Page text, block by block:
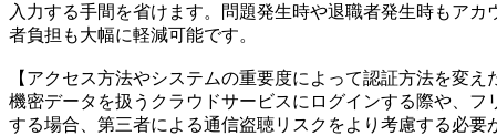
入力する手間を省けます。問題発生時や退職者発生時もア
者負担も大幅に軽減可能です。
【アクセス方法やシステムの重要度によって認証方法を変え
機密データを扱うクラウドサービスにログインする際や、
する場合、第三者による通信盗聴リスクをより考慮する必要